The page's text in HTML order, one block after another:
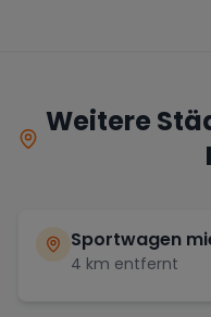
Weitere
Sportwagen
4 km entfernt